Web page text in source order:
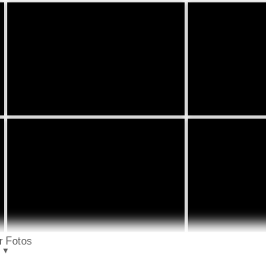
Fotos
▼